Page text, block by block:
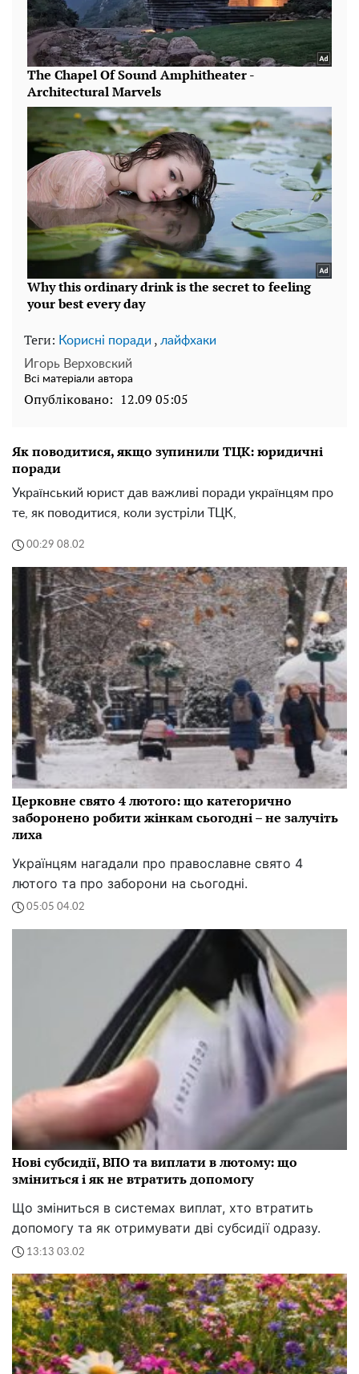
Теги: Корисні поради , лайфхаки
Игорь Верховский
Всі матеріали автора
Опубліковано: 12.09 05:05
Як поводитися, якщо зупинили ТЦК: юридичні
поради
Український юрист дав важливі поради українцям про
те, як поводитися, коли зустріли ТЦК,
00:29 08.02
Церковне свято 4 лютого: що категорично
заборонено робити жінкам сьогодні – не залучіть
лиха
Українцям нагадали про православне свято 4
лютого та про заборони на сьогодні.
05:05 04.02
Нові субсидії, ВПО та виплати в лютому: що
зміниться і як не втратить допомогу
Що зміниться в системах виплат, хто втратить
допомогу та як отримувати дві субсидії одразу.
13:13 03.02